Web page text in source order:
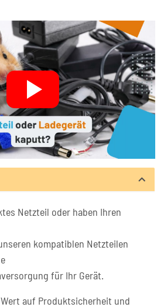
Netzteil oder haben Ihren
kompatiblen Netzteilen
für Ihr Gerät.
auf Produktsicherheit und